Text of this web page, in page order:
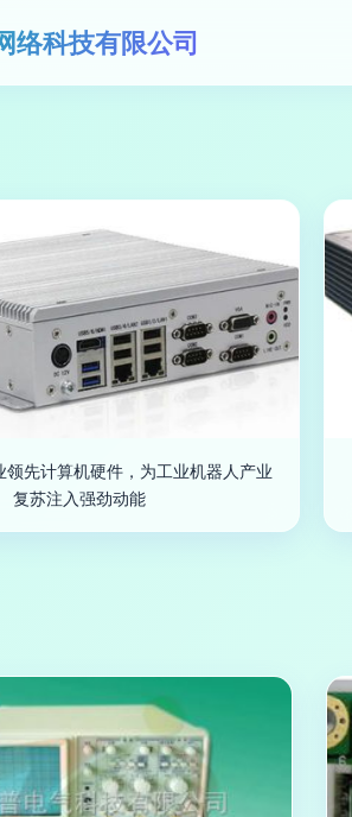
络科技有限公司
领先计算机硬件，为工业机器人产业
复苏注入强劲动能